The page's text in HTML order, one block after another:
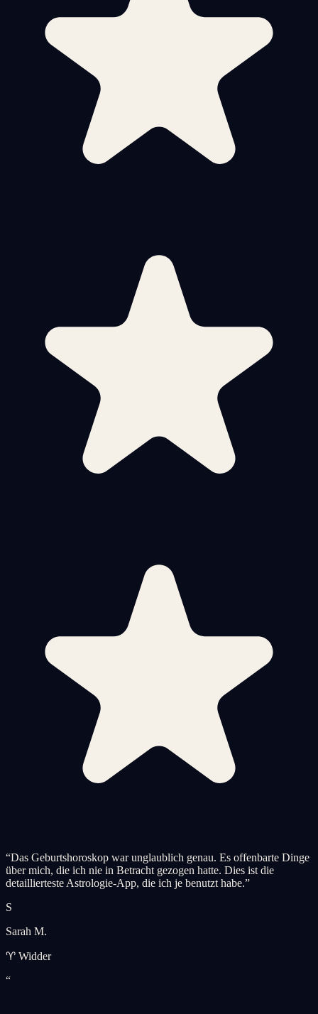
“Das Geburtshoroskop war unglaublich genau. Es offenbarte Dinge
über mich, die ich nie in Betracht gezogen hatte. Dies ist die
detaillierteste Astrologie-App, die ich je benutzt habe.”
S
Sarah M.
♈ Widder
“